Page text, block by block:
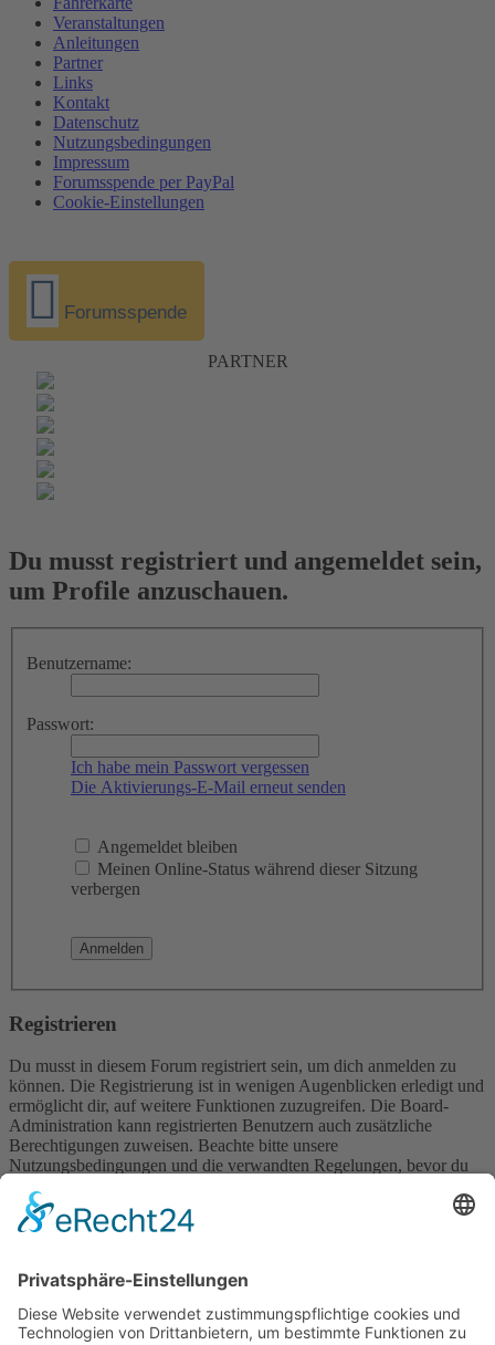
Veranstaltungen
Anleitungen
Partner
Links
Kontakt
Datenschutz
Nutzungsbedingungen
Impressum
Forumsspende per PayPal
Cookie-Einstellungen
Forumsspende
PARTNER
Du musst registriert und angemeldet sein,
um Profile anzuschauen.
Benutzername:
Passwort:
Ich habe mein Passwort vergessen
Die Aktivierungs-E-Mail erneut senden
Angemeldet bleiben
Meinen Online-Status während dieser Sitzung
verbergen
Registrieren
Du musst in diesem Forum registriert sein, um dich anmelden zu
können. Die Registrierung ist in wenigen Augenblicken erledigt und
ermöglicht dir, auf weitere Funktionen zuzugreifen. Die Board-
Administration kann registrierten Benutzern auch zusätzliche
Berechtigungen zuweisen. Beachte bitte unsere
Nutzungsbedingungen und die verwandten Regelungen, bevor du
wenn du dich in diesem Board bewegst.